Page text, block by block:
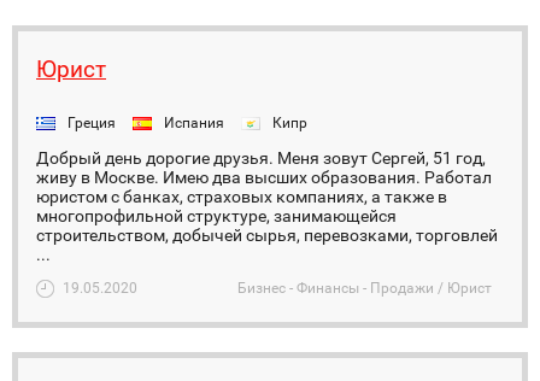
Юрист
Греция Испания Кипр
Добрый день дорогие друзья. Меня зовут Сергей, 51 год,
живу в Москве. Имею два высших образования. Работал
юристом с банках, страховых компаниях, а также в
многопрофильной структуре, занимающейся
строительством, добычей сырья, перевозками, торговлей
...
19.05.2020 Бизнес - Финансы - Продажи / Юрист